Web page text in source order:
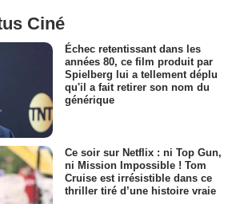
Ciné
Échec retentissant dans les
années 80, ce film produit par
Spielberg lui a tellement déplu
qu'il a fait retirer son nom du
générique
Ce soir sur Netflix : ni Top Gun,
ni Mission Impossible ! Tom
Cruise est irrésistible dans ce
thriller tiré d’une histoire vraie